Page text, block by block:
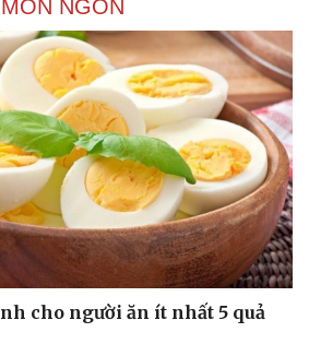
NGON
cho người ăn ít nhất 5 quả